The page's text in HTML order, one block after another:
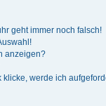
geht immer noch falsch!
anzeigen?
werde ich